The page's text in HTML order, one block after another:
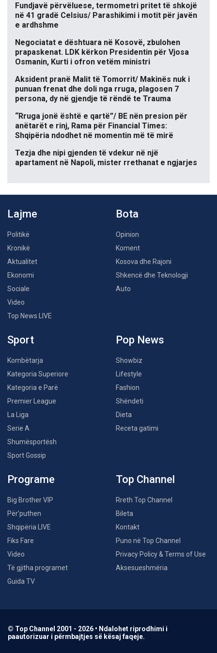
Fundjavë përvëluese, termometri pritet të shkojë
në 41 gradë Celsius/ Parashikimi i motit për javën
e ardhshme
Negociatat e dështuara në Kosovë, zbulohen
prapaskenat. LDK kërkon Presidentin për Vjosa
Osmanin, Kurti i ofron vetëm ministri
Aksident pranë Malit të Tomorrit/ Makinës nuk i
punuan frenat dhe doli nga rruga, plagosen 7
persona, dy në gjendje të rëndë te Trauma
“Rruga jonë është e qartë”/ BE nën presion për
anëtarët e rinj, Rama për Financial Times:
Shqipëria ndodhet në momentin më të mirë
Tezja dhe nipi gjenden të vdekur në një
apartament në Napoli, mister rrethanat e ngjarjes
Lajme
Politikë
Kronikë
Aktualitet
Ekonomi
Sociale
Video
Top News LIVE
Bota
Opinion
Koment
Kosova dhe Rajoni
Shkencë dhe Teknologji
Auto
Sport
Kombëtarja
Kategoria Superiore
Kategoria e Parë
Premier League
La Liga
Serie A
Shumësportësh
Sport Gossip
Pop News
Showbiz
Lifestyle
Fashion
Shëndeti
Dieta
Receta gatimi
Programe
Big Brother VIP
Për’puthen
Shqipëria LIVE
Fiks Fare
Video
Të gjitha programet
Guida TV
Top Channel
Rreth Top Channel
Bileta
Kontakt
Puno në Top Channel
Privacy Policy & Terms of Use
Aksesueshmëria
© Top Channel 2001 - 2026 • Ndalohet riprodhimi i
paautorizuar i përmbajtjes së kësaj faqeje.